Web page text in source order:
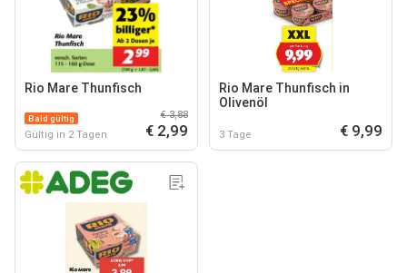
Rio Mare Thunfisch
Bald gültig
Gültig in 2 Tagen
€ 3,88
€ 2,99
Rio Mare Thunfisch in
Olivenöl
3 Tage € 9,99